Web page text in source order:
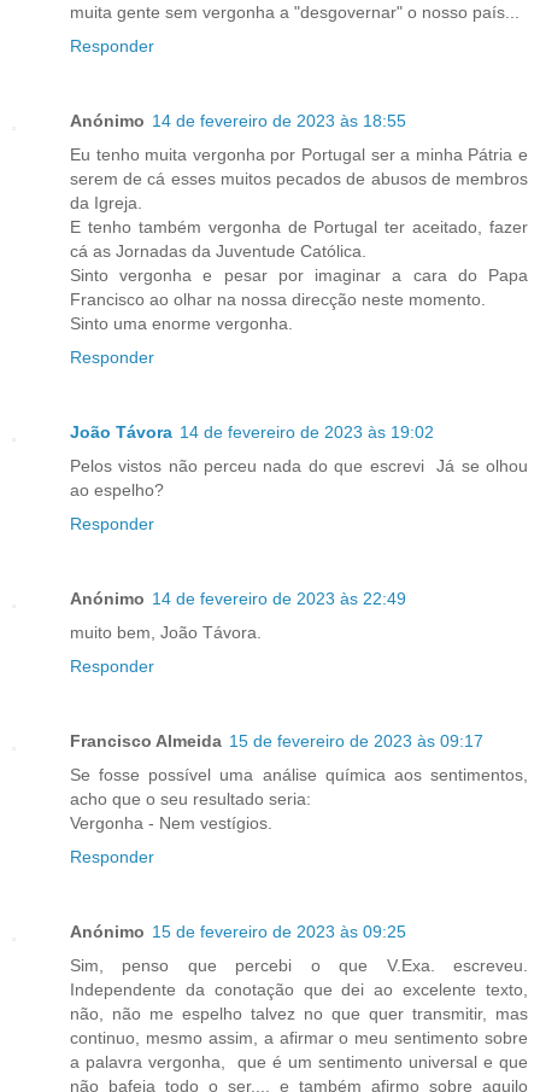
muita gente sem vergonha a "desgovernar" o nosso país...
Responder
Anónimo 14 de fevereiro de 2023 às 18:55
Eu tenho muita vergonha por Portugal ser a minha Pátria e
serem de cá esses muitos pecados de abusos de membros
da Igreja.
E tenho também vergonha de Portugal ter aceitado, fazer
cá as Jornadas da Juventude Católica.
Sinto vergonha e pesar por imaginar a cara do Papa
Francisco ao olhar na nossa direcção neste momento.
Sinto uma enorme vergonha.
Responder
João Távora 14 de fevereiro de 2023 às 19:02
Pelos vistos não perceu nada do que escrevi Já se olhou
ao espelho?
Responder
Anónimo 14 de fevereiro de 2023 às 22:49
muito bem, João Távora.
Responder
Francisco Almeida 15 de fevereiro de 2023 às 09:17
Se fosse possível uma análise química aos sentimentos,
acho que o seu resultado seria:
Vergonha - Nem vestígios.
Responder
Anónimo 15 de fevereiro de 2023 às 09:25
Sim, penso que percebi o que V.Exa. escreveu.
Independente da conotação que dei ao excelente texto,
não, não me espelho talvez no que quer transmitir, mas
continuo, mesmo assim, a afirmar o meu sentimento sobre
a palavra vergonha, que é um sentimento universal e que
não bafeja todo o ser..., e também afirmo sobre aquilo